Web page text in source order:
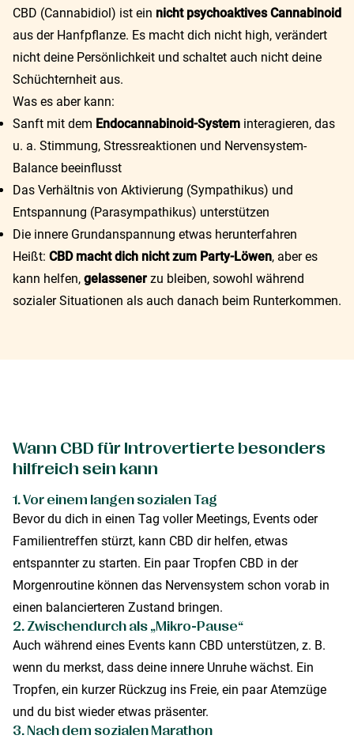
CBD (Cannabidiol) ist ein nicht psychoaktives Cannabinoid
aus der Hanfpflanze. Es macht dich nicht high, verändert
nicht deine Persönlichkeit und schaltet auch nicht deine
Schüchternheit aus.
Was es aber kann:
Sanft mit dem Endocannabinoid-System interagieren, das
u. a. Stimmung, Stressreaktionen und Nervensystem-
Balance beeinflusst
Das Verhältnis von Aktivierung (Sympathikus) und
Entspannung (Parasympathikus) unterstützen
Die innere Grundanspannung etwas herunterfahren
Heißt: CBD macht dich nicht zum Party-Löwen, aber es
kann helfen, gelassener zu bleiben, sowohl während
sozialer Situationen als auch danach beim Runterkommen.
Wann CBD für Introvertierte besonders
hilfreich sein kann
1. Vor einem langen sozialen Tag
Bevor du dich in einen Tag voller Meetings, Events oder
Familientreffen stürzt, kann CBD dir helfen, etwas
entspannter zu starten. Ein paar Tropfen CBD in der
Morgenroutine können das Nervensystem schon vorab in
einen balancierteren Zustand bringen.
2. Zwischendurch als „Mikro-Pause“
Auch während eines Events kann CBD unterstützen, z. B.
wenn du merkst, dass deine innere Unruhe wächst. Ein
Tropfen, ein kurzer Rückzug ins Freie, ein paar Atemzüge
und du bist wieder etwas präsenter.
3. Nach dem sozialen Marathon